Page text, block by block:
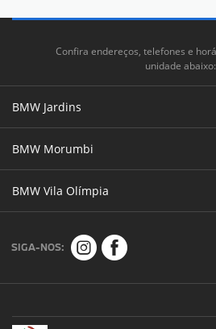
Confira endereços, telefones e
unidade abaixo:
BMW Jardins
BMW Morumbi
BMW Vila Olímpia
SIGA-NOS: